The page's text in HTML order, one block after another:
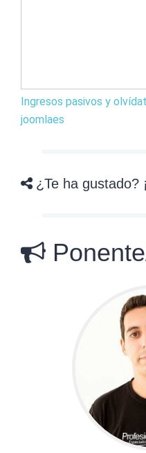
Ingresos pasivos y
joomlaes
¿Te ha gustado?